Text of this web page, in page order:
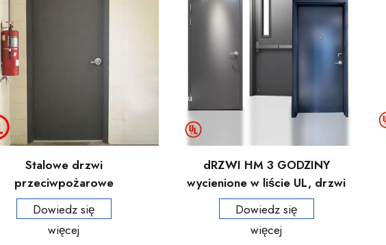
Stalowe drzwi
przeciwpożarowe
przez UL dla
budowlanych, puste
drzwi wyjściowe
Dowiedz się
więcej
dRZWI HM 3 GODZINY
wycienione w liście UL, drzwi
przeciwpożarowe dla
mieszkania
Dowiedz się
więcej